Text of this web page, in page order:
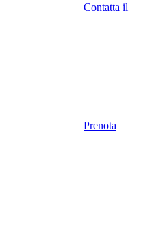
Contatta il
Prenota